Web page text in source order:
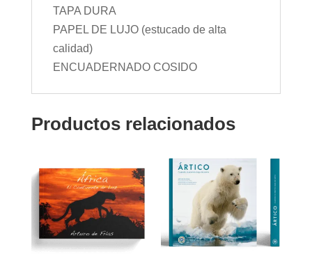
TAPA DURA
PAPEL DE LUJO (estucado de alta
calidad)
ENCUADERNADO COSIDO
Productos relacionados